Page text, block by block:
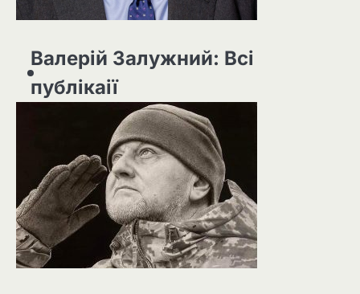
Валерій Залужний: Всі
публікаії